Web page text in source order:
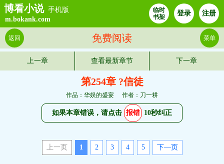
博看小说 手机版
m.bokank.com
临时
书架
登录 注册
免费阅读
返回 菜单
上一章 查看最新章节 下一章
第254章 ?信徒
作品：华娱的盛宴 作者：刀一耕
如果本章错误，请点击 报错 10秒纠正
上一页 1 2 3 4 5 下—页